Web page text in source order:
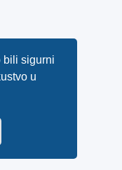
bili sigurni
u